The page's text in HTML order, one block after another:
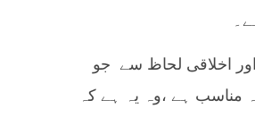
اخلاقی لحاظ سے جو
مناسب ہے ،وہ یہ ہے کہ